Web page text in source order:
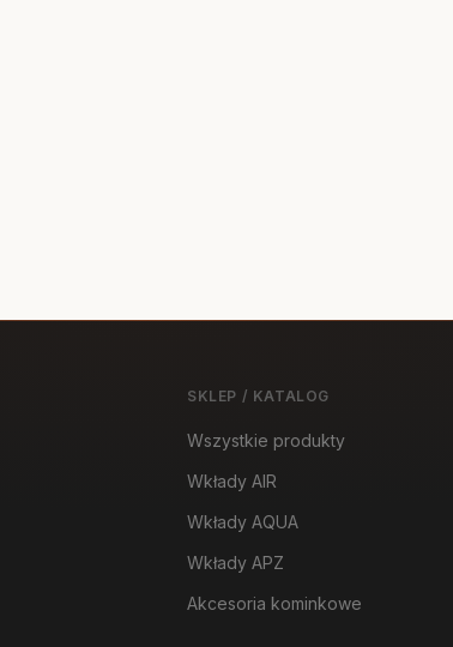
SKLEP / KATALOG
Wszystkie produkty
Wkłady AIR
Wkłady AQUA
Wkłady APZ
Akcesoria kominkowe